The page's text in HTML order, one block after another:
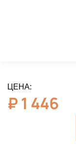
ЦЕНА:
₽ 1 446